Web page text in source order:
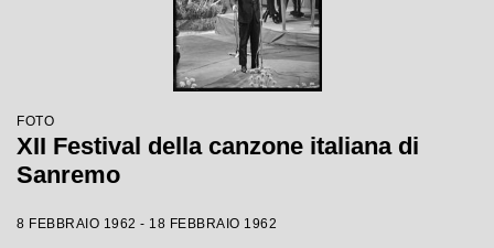
FOTO
XII Festival della canzone italiana di
Sanremo
8 FEBBRAIO 1962 - 18 FEBBRAIO 1962